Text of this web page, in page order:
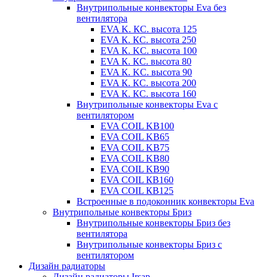
Внутрипольные конвекторы Eva без
вентилятора
EVA K. КС. высота 125
EVA К. КС. высота 250
EVA К. KС. высота 100
EVA К. КС. высота 80
EVA К. KC. высота 90
EVA К. КС. высота 200
EVA К. КС. высота 160
Внутрипольные конвекторы Eva с
вентилятором
EVA COIL KB100
EVA COIL KB65
EVA COIL KB75
EVA COIL KB80
EVA COIL KB90
EVA COIL КВ160
EVA COIL КВ125
Встроенные в подоконник конвекторы Eva
Внутрипольные конвекторы Бриз
Внутрипольные конвекторы Бриз без
вентилятора
Внутрипольные конвекторы Бриз с
вентилятором
Дизайн радиаторы